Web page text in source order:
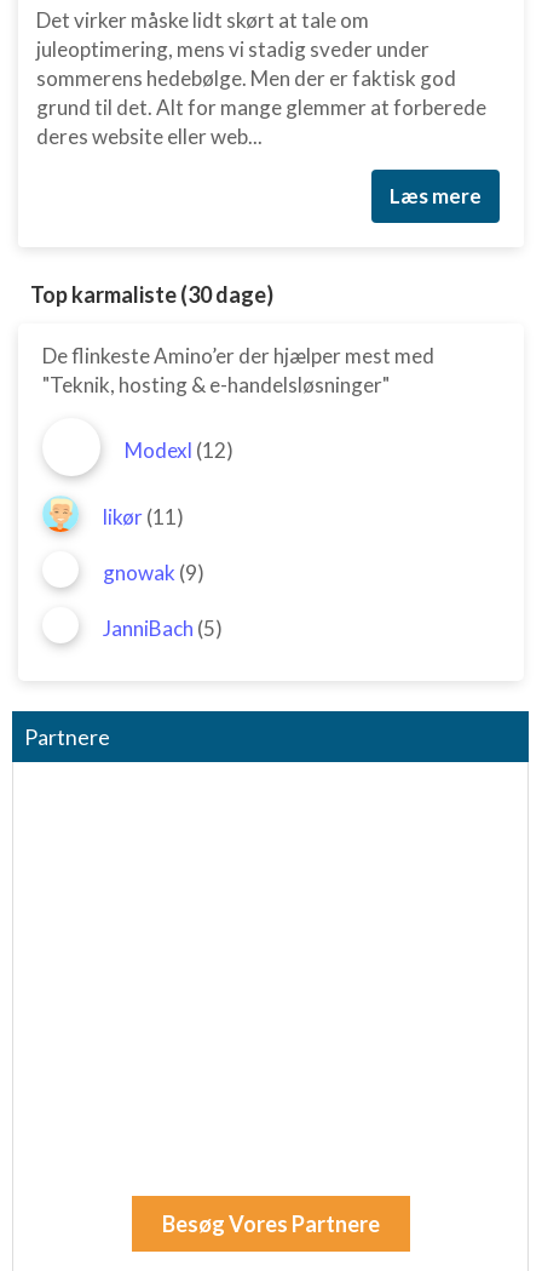
Det virker måske lidt skørt at tale om
juleoptimering, mens vi stadig sveder under
sommerens hedebølge. Men der er faktisk god
grund til det. Alt for mange glemmer at forberede
deres website eller web...
Læs mere
Top karmaliste (30 dage)
De flinkeste Amino’er der hjælper mest med
"Teknik, hosting & e-handelsløsninger"
Modexl (12)
likør(11)
gnowak (9)
JanniBach (5)
Partnere
Besøg Vores Partnere